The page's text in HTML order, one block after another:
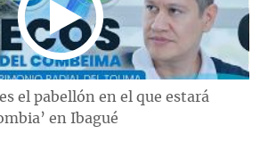
el pabellón en el que estará
en Ibagué